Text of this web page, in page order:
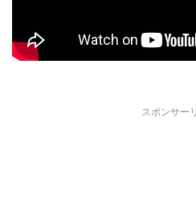
スポンサー